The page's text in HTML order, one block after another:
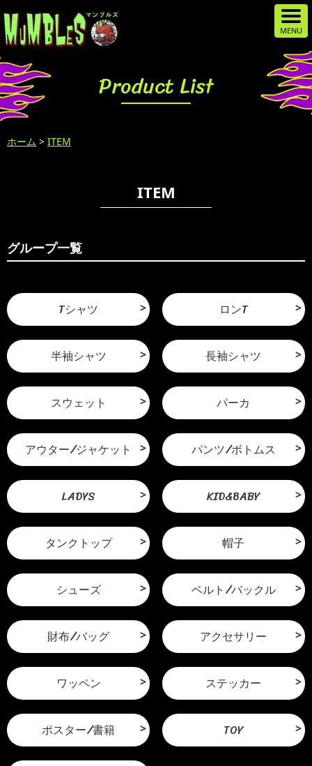
Product List
ホーム > ITEM
ITEM
グループ一覧
Tシャツ ロンT
半袖シャツ 長袖シャツ
スウェット パーカ
アウター/ジャケット パンツ/ボトムス
LADYS KID&BABY
タンクトップ 帽子
シューズ ベルト/バックル
財布/バッグ アクセサリー
ワッペン ステッカー
ポスター/書籍 TOY